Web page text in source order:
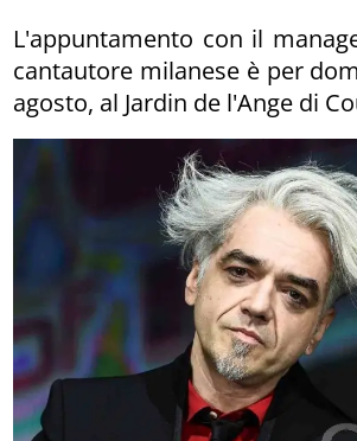
L'appuntamento con il
cantautore milanese è per
agosto, al Jardin de l'Ange di